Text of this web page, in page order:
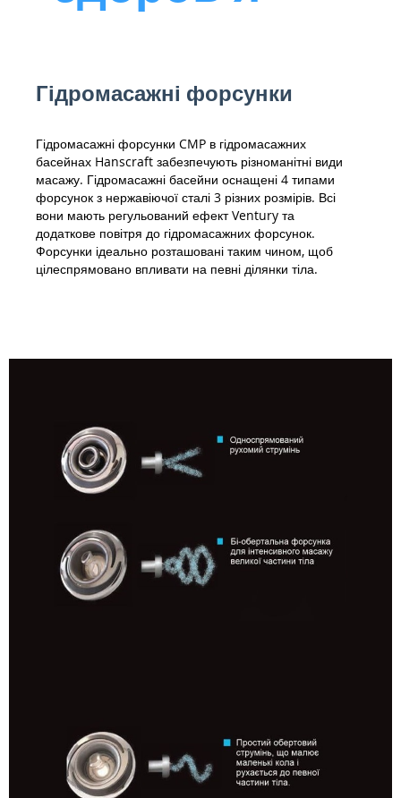
Гідромасажні форсунки
Гідромасажні форсунки CMP в гідромасажних
басейнах Hanscraft забезпечують різноманітні види
масажу. Гідромасажні басейни оснащені 4 типами
форсунок з нержавіючої сталі 3 різних розмірів. Всі
вони мають регульований ефект Ventury та
додаткове повітря до гідромасажних форсунок.
Форсунки ідеально розташовані таким чином, щоб
цілеспрямовано впливати на певні ділянки тіла.